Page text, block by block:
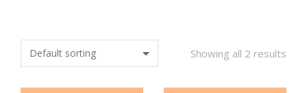
Showing all 2 results